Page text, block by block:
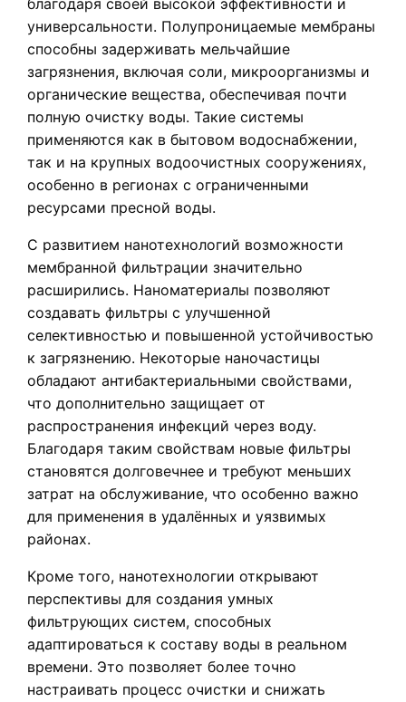
благодаря своей высокой эффективности и
универсальности. Полупроницаемые мембраны
способны задерживать мельчайшие
загрязнения, включая соли, микроорганизмы и
органические вещества, обеспечивая почти
полную очистку воды. Такие системы
применяются как в бытовом водоснабжении,
так и на крупных водоочистных сооружениях,
особенно в регионах с ограниченными
ресурсами пресной воды.
С развитием нанотехнологий возможности
мембранной фильтрации значительно
расширились. Наноматериалы позволяют
создавать фильтры с улучшенной
селективностью и повышенной устойчивостью
к загрязнению. Некоторые наночастицы
обладают антибактериальными свойствами,
что дополнительно защищает от
распространения инфекций через воду.
Благодаря таким свойствам новые фильтры
становятся долговечнее и требуют меньших
затрат на обслуживание, что особенно важно
для применения в удалённых и уязвимых
районах.
Кроме того, нанотехнологии открывают
перспективы для создания умных
фильтрующих систем, способных
адаптироваться к составу воды в реальном
времени. Это позволяет более точно
настраивать процесс очистки и снижать